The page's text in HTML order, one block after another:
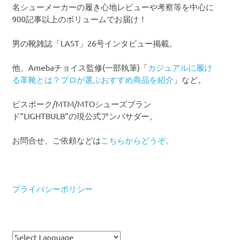
名シューメーカーの履き心地レビューや考察等を中心に
900記事以上のボリュームでお届け！
男の靴雑誌「LAST」26号インタビュー掲載。
他、Amebaチョイス監修(一部執筆)「カジュアルに履け
る革靴とは？プロが選ぶおすすめ商品を紹介 」など。
ビスポーク/MTM/MTOシューズブラン
ド”LIGHTBULB”の現公式アンバサダー。
お問合せ、ご依頼などは こちらからどうぞ。
プライバシーポリシー